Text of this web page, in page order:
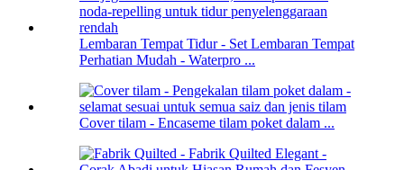
Lembaran Tempat Tidur - Set Lembaran Tempat
Perhatian Mudah - Waterpro ...
Cover tilam - Encaseme tilam poket dalam ...